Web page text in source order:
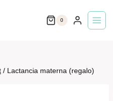
0
/ Lactancia materna (regalo)